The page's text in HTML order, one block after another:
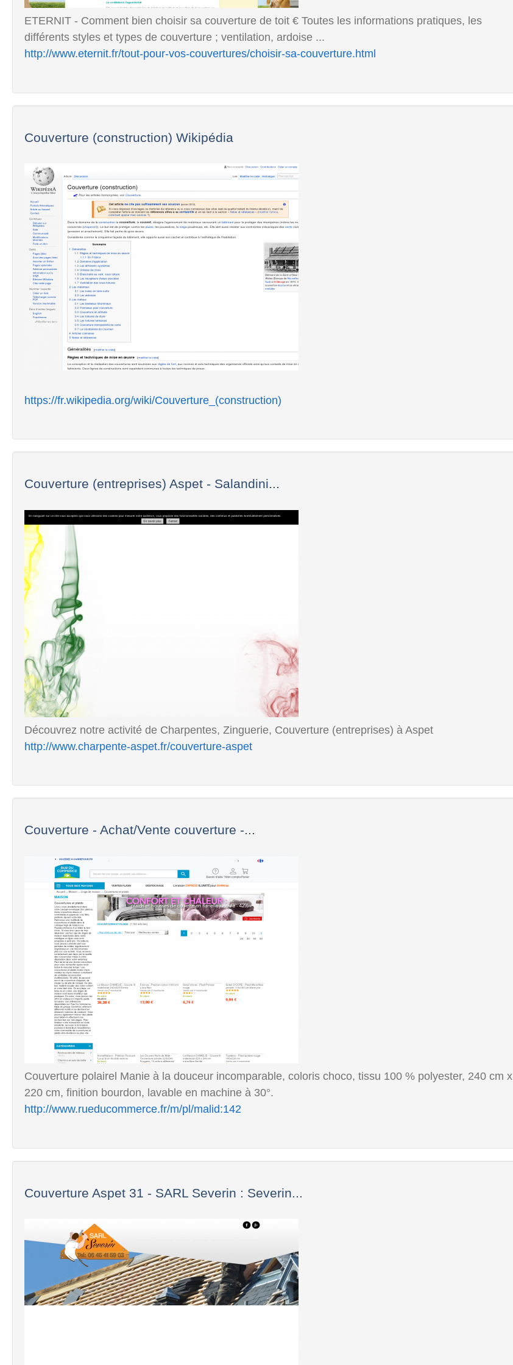
ETERNIT - Comment bien choisir sa couverture de toit € Toutes les informations pratiques, les
différents styles et types de couverture ; ventilation, ardoise ...
http://www.eternit.fr/tout-pour-vos-couvertures/choisir-sa-couverture.html
Couverture (construction) Wikipédia
https://fr.wikipedia.org/wiki/Couverture_(construction)
Couverture (entreprises) Aspet - Salandini...
Découvrez notre activité de Charpentes, Zinguerie, Couverture (entreprises) à Aspet
http://www.charpente-aspet.fr/couverture-aspet
Couverture - Achat/Vente couverture -...
Couverture polairel Manie à la douceur incomparable, coloris choco, tissu 100 % polyester, 240 cm x
220 cm, finition bourdon, lavable en machine à 30°.
http://www.rueducommerce.fr/m/pl/malid:142
Couverture Aspet 31 - SARL Severin : Severin...